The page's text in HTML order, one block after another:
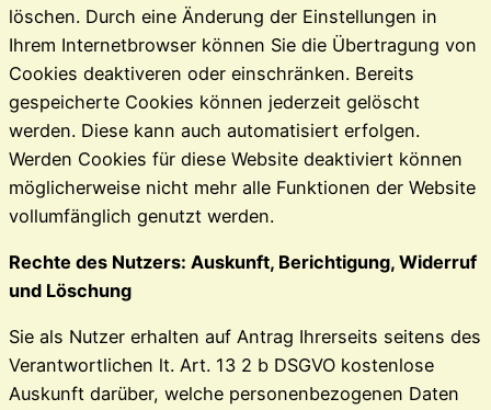
löschen. Durch eine Änderung der Einstellungen in
Ihrem Internetbrowser können Sie die Übertragung von
Cookies deaktiveren oder einschränken. Bereits
gespeicherte Cookies können jederzeit gelöscht
werden. Diese kann auch automatisiert erfolgen.
Werden Cookies für diese Website deaktiviert können
möglicherweise nicht mehr alle Funktionen der Website
vollumfänglich genutzt werden.
Rechte des Nutzers: Auskunft, Berichtigung, Widerruf
und Löschung
Sie als Nutzer erhalten auf Antrag Ihrerseits seitens des
Verantwortlichen lt. Art. 13 2 b DSGVO kostenlose
Auskunft darüber, welche personenbezogenen Daten